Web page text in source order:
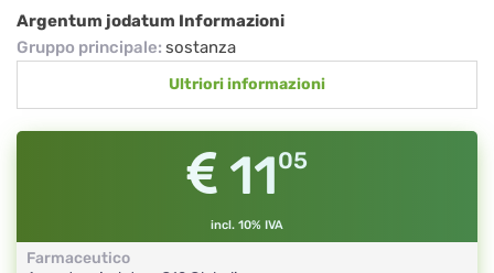
Argentum jodatum Informazioni
Gruppo principale: sostanza
Ultriori informazioni
1105
incl. 10% IVA
Farmaceutico